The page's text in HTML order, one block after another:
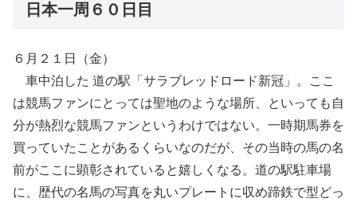
日本一周６０日目
６月２１日（金）
車中泊した 道の駅「サラブレッドロード新冠」。ここ
は競馬ファンにとっては聖地のような場所、といっても自
分が熱烈な競馬ファンというわけではない。一時期馬券を
買っていたことがあるくらいなのだが、その当時の馬の名
前がここに顕彰されていると嬉しくなる。道の駅駐車場
に、歴代の名馬の写真を丸いプレートに収め蹄鉄で型どっ